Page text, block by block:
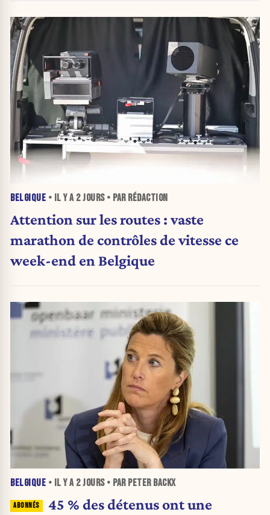
BELGIQUE • IL Y A 2 JOURS• PAR RÉDACTION
Attention sur les routes : vaste
marathon de contrôles de vitesse ce
week-end en Belgique
BELGIQUE • IL Y A 2 JOURS• PAR PETER BACKX
45 % des détenus ont une